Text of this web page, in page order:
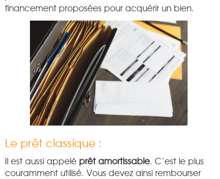
financement proposées pour acquérir un bien.
Le prêt classique :
Il est aussi appelé prêt amortissable. C’est le plus
couramment utilisé. Vous devez ainsi rembourser